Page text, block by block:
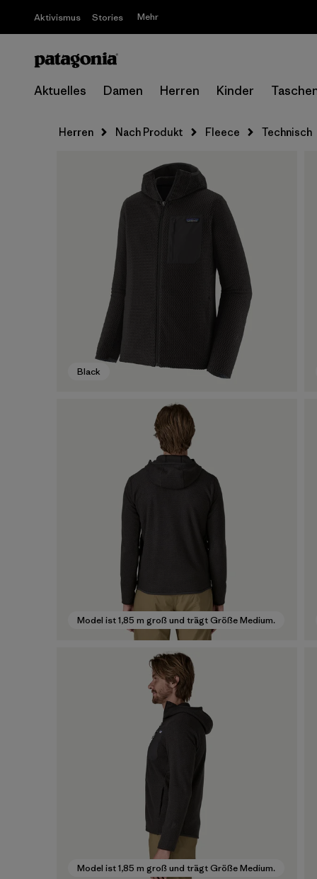
Aktivismus Stories Mehr
Aktuelles Damen Herren Kinder
Herren Nach Produkt Fleece Technisch
Black
Model ist 1,85 m groß und trägt Größe Medium.
Model ist 1,85 m groß und trägt Größe Medium.